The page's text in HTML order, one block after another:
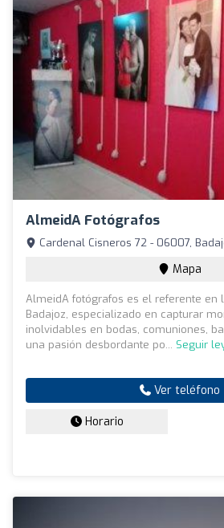
AlmeidA Fotógrafos
Cardenal Cisneros 72 - 06007,
Mapa
AlmeidA fotógrafos es el referente en
Badajoz, especializado en capturar
inolvidables en bodas, comuniones,
una pasión desbordante po... Seguir
Ver teléfono
Horario